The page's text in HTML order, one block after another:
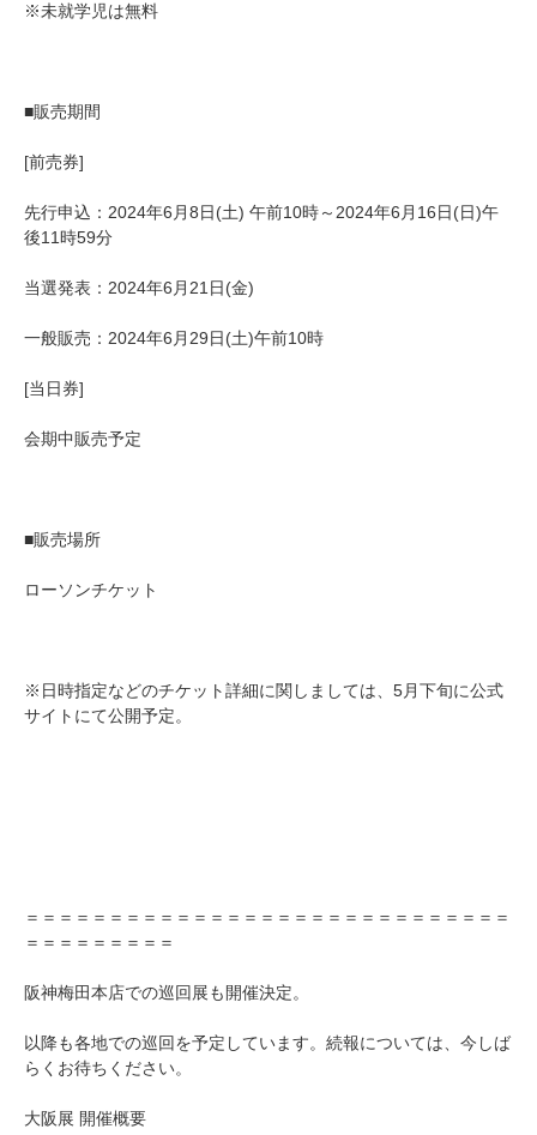
※未就学児は無料
■販売期間
[前売券]
先行申込：2024年6月8日(土) 午前10時～2024年6月16日(日)午
後11時59分
当選発表：2024年6月21日(金)
一般販売：2024年6月29日(土)午前10時
[当日券]
会期中販売予定
■販売場所
ローソンチケット
※日時指定などのチケット詳細に関しましては、5月下旬に公式
サイトにて公開予定。
＝＝＝＝＝＝＝＝＝＝＝＝＝＝＝＝＝＝＝＝＝＝＝＝＝＝＝＝＝
＝＝＝＝＝＝＝＝＝
阪神梅田本店での巡回展も開催決定。
以降も各地での巡回を予定しています。続報については、今しば
らくお待ちください。
大阪展 開催概要